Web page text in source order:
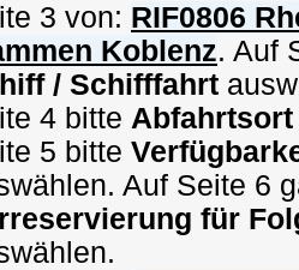
3 von: RIF0806
Koblenz. Auf
/ Schifffahrt
4 bitte Abfahrtsort
5 bitte
Auf Seite 6
für